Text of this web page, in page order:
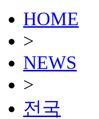
HOME
>
NEWS
>
전국